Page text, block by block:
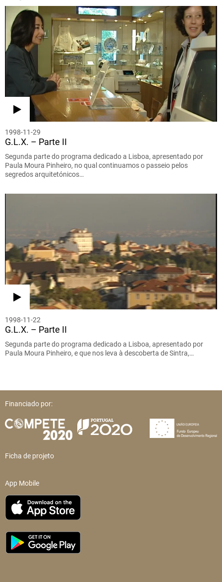
1998-11-29
G.L.X. – Parte II
Segunda parte do programa dedicado a Lisboa, apresentado por
Paula Moura Pinheiro, no qual continuamos o passeio pelos
segredos arquitetónicos…
1998-11-22
G.L.X. – Parte II
Segunda parte do programa dedicado a Lisboa, apresentado por
Paula Moura Pinheiro, e que nos leva à descoberta de Sintra,…
Financiado por:
Ficha de projeto
App Mobile